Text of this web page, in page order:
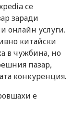
се
заради
онлайн услуги.
китайски
в чужбина, но
пазар,
конкуренция.
е